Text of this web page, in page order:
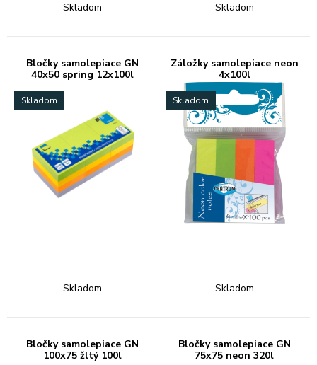
Skladom Skladom
Bločky samolepiace GN
40x50 spring 12x100l
Skladom
Skladom
Záložky samolepiace neon
4x100l
Skladom
Skladom
Bločky samolepiace GN
100x75 žltý 100l
Bločky samolepiace GN
75x75 neon 320l